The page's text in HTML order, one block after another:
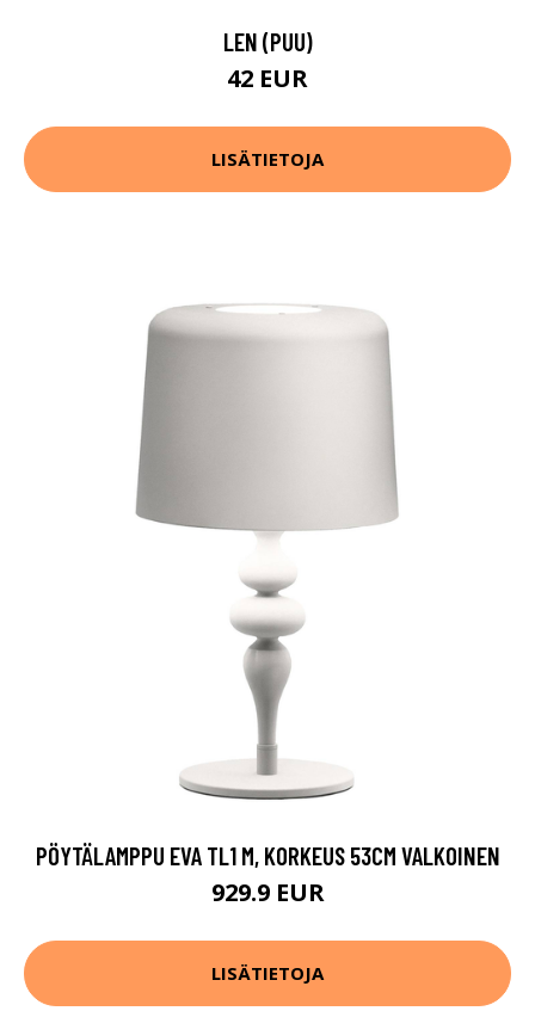
LEN (PUU)
42 EUR
LISÄTIETOJA
PÖYTÄLAMPPU EVA TL1 M, KORKEUS 53CM VALKOINEN
929.9 EUR
LISÄTIETOJA